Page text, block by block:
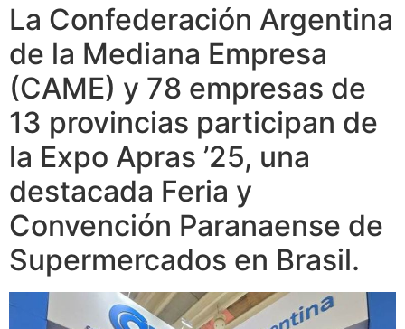
La Confederación Argentina
de la Mediana Empresa
(CAME) y 78 empresas de
13 provincias participan de
la Expo Apras ’25, una
destacada Feria y
Convención Paranaense de
Supermercados en Brasil.